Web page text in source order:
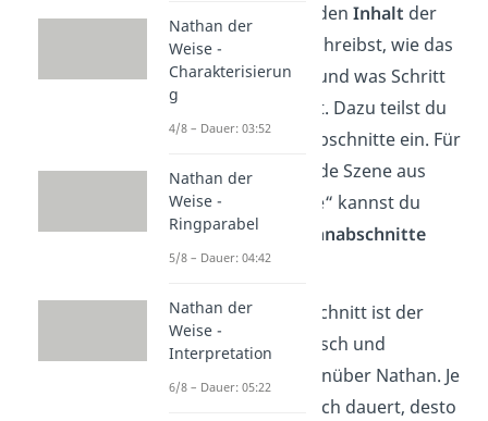
ausführlicher auf denInhalt der
Szene ein. Du beschreibst, wie das
Gespräch abläuft und was Schritt
für Schritt passiert. Dazu teilst du
die Szene in Sinnabschnitte ein. Für
die zu analysierende Szene aus
„Nathan der Weise“ kannst du
insgesamt
drei Sinnabschnitte
festlegen.
Im ersten Sinnabschnitt ist der
Tempelherr skeptisch und
misstrauisch gegenüber Nathan. Je
länger das Gespräch dauert, desto
Nathan der
Weise -
Charakterisierun
g
4/8 – Dauer: 03:52
Nathan der
Weise -
Ringparabel
5/8 – Dauer: 04:42
Nathan der
Weise -
Interpretation
6/8 – Dauer: 05:22